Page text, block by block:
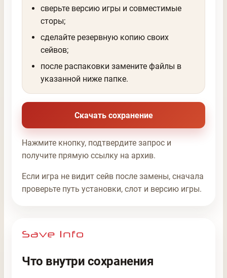
сверьте версию игры и совместимые
сторы;
сделайте резервную копию своих
сейвов;
после распаковки замените файлы в
указанной ниже папке.
Скачать сохранение
Нажмите кнопку, подтвердите запрос и
получите прямую ссылку на архив.
Если игра не видит сейв после замены, сначала
проверьте путь установки, слот и версию игры.
Что внутри сохранения